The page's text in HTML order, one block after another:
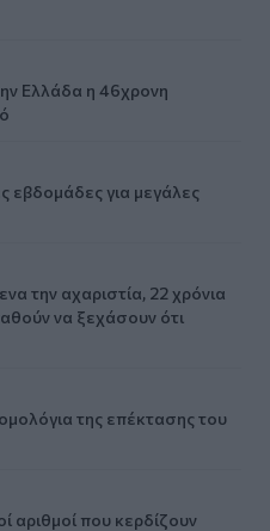
Ελλάδα η 46χρονη
εβδομάδες για μεγάλες
την αχαριστία, 22 χρόνια
να ξεχάσουν ότι
της επέκτασης του
αριθμοί που κερδίζουν